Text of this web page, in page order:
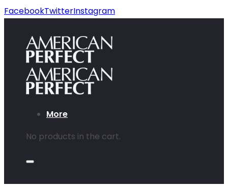
FacebookTwitterInstagram
More
No products in the cart.